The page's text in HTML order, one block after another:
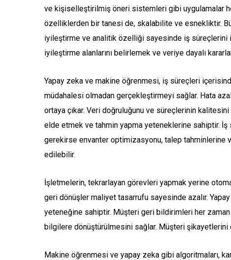
ve kişiselleştirilmiş öneri sistemleri gibi uygulamalar
özelliklerden bir tanesi de, skalabilite ve esnekliktir.
iyileştirme ve analitik özelliği sayesinde iş süreçlerini
iyileştirme alanlarını belirlemek ve veriye dayalı
Yapay zeka ve makine öğrenmesi, iş süreçleri
müdahalesi olmadan gerçekleştirmeyi sağlar. Hata
ortaya çıkar. Veri doğruluğunu ve süreçlerinin
elde etmek ve tahmin yapma yeteneklerine sahiptir.
gerekirse envanter optimizasyonu, talep tahminlerine
edilebilir.
İşletmelerin, tekrarlayan görevleri yapmak yerine
geri dönüşler maliyet tasarrufu sayesinde azalır.
yeteneğine sahiptir. Müşteri geri bildirimleri her
bilgilere dönüştürülmesini sağlar. Müşteri şikayetlerini
Makine öğrenmesi ve yapay zeka gibi algoritmaları,